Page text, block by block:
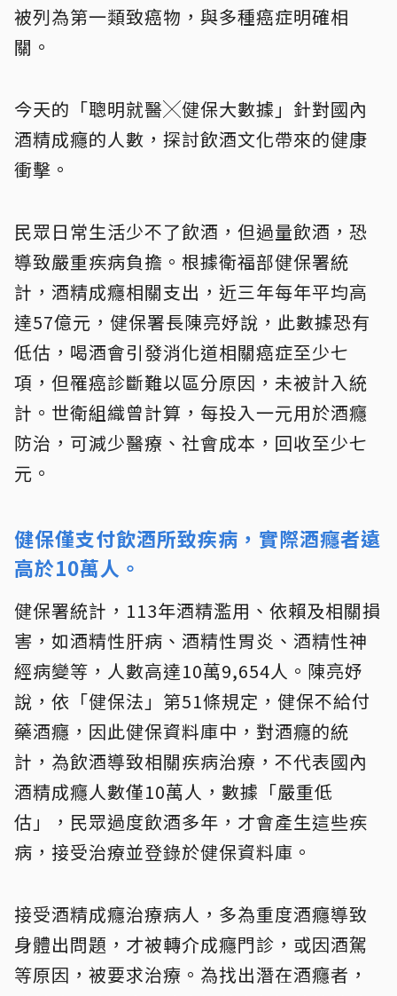
被列為第一類致癌物，與多種癌症明確相
關。
今天的「聰明就醫╳健保大數據」針對國內
酒精成癮的人數，探討飲酒文化帶來的健康
衝擊。
民眾日常生活少不了飲酒，但過量飲酒，恐
導致嚴重疾病負擔。根據衛福部健保署統
計，酒精成癮相關支出，近三年每年平均高
達57億元，健保署長陳亮妤說，此數據恐有
低估，喝酒會引發消化道相關癌症至少七
項，但罹癌診斷難以區分原因，未被計入統
計。世衛組織曾計算，每投入一元用於酒癮
防治，可減少醫療、社會成本，回收至少七
元。
健保僅支付飲酒所致疾病，實際酒癮者遠
高於10萬人。
健保署統計，113年酒精濫用、依賴及相關損
害，如酒精性肝病、酒精性胃炎、酒精性神
經病變等，人數高達10萬9,654人。陳亮妤
說，依「健保法」第51條規定，健保不給付
藥酒癮，因此健保資料庫中，對酒癮的統
計，為飲酒導致相關疾病治療，不代表國內
酒精成癮人數僅10萬人，數據「嚴重低
估」，民眾過度飲酒多年，才會產生這些疾
病，接受治療並登錄於健保資料庫。
接受酒精成癮治療病人，多為重度酒癮導致
身體出問題，才被轉介成癮門診，或因酒駕
等原因，被要求治療。為找出潛在酒癮者，